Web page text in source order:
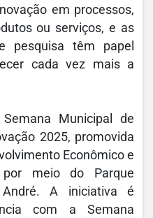
em processos,
ou serviços, e as
pesquisa têm papel
cada vez mais a
Municipal de
2025, promovida
Econômico e
por meio do Parque
A iniciativa é
com a Semana